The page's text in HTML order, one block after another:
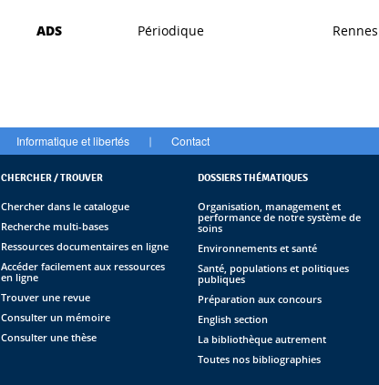
ADS Périodique Rennes
Informatique et libertés | Contact
CHERCHER / TROUVER
Chercher dans le catalogue
Recherche multi-bases
Ressources documentaires en ligne
Accéder facilement aux ressources
en ligne
Trouver une revue
Consulter un mémoire
Consulter une thèse
DOSSIERS THÉMATIQUES
Organisation, management et
performance de notre système de
soins
Environnements et santé
Santé, populations et politiques
publiques
Préparation aux concours
English section
La bibliothèque autrement
Toutes nos bibliographies